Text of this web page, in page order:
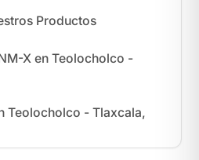
Productos
X en Teolocholco -
Teolocholco - Tlaxcala,